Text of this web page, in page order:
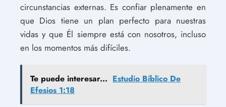
circunstancias externas. Es confiar plenamente en
que Dios tiene un plan perfecto para nuestras
vidas y que Él siempre está con nosotros, incluso
en los momentos más difíciles.
Te puede interesar... Estudio Bíblico De
Efesios 1:18